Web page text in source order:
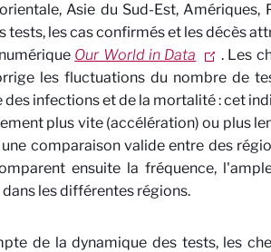
Asie du Sud-Est,
tests, les cas confirmés et les décès
Our World in Data
. Les
les fluctuations du nombre de
infections et de la mortalité : cet
plus vite (accélération) ou plus
comparaison valide entre des
ensuite la fréquence,
les différentes régions.
de la dynamique des tests, les